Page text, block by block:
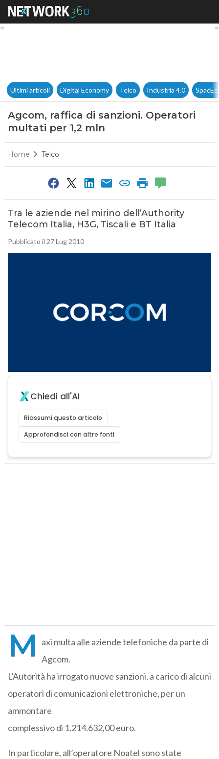
Agcom, raffica di sanzioni.
Ultimi articoli Digital Economy Telco Industria 4.0
Agcom, raffica di sanzioni. Operatori
multati per 1,2 mln
Home Telco
Tra le aziende nel mirino dell’Authority
Telecom Italia, H3G, Tiscali e BT Italia
Pubblicato il 27 Lug 2010
Chiedi all'AI
Riassumi questo articolo
Approfondisci con altre fonti
M
axi multa alle aziende telefoniche da parte di
Agcom.
L’Autorità ha irrogato nuove sanzioni, a carico di alcuni
operatori di comunicazioni elettroniche, per un
ammontare
complessivo di 1.214.632,00 euro.
In particolare, all’operatore Noatel sono state